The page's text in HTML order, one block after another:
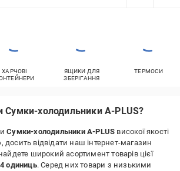
ХАРЧОВІ
ЯЩИКИ ДЛЯ
ЗБЕРІГАННЯ
ТЕРМОСИ
Сумки-холодильники A-PLUS?
Сумки-холодильники A-PLUS високої якості
відвідати наш інтернет-магазин
широкий асортимент товарів цієї
4 одиниць. Серед них товари з низькими